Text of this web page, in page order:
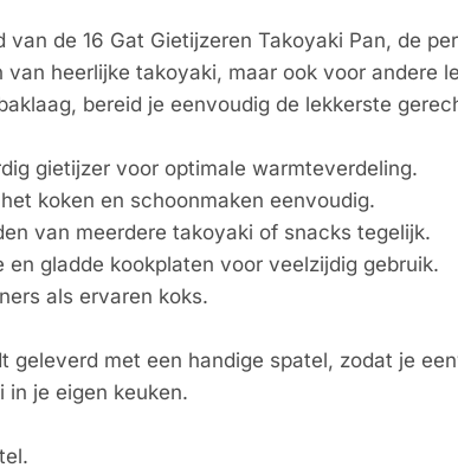
van de 16 Gat Gietijzeren Takoyaki Pan, de
van heerlijke takoyaki, maar ook voor andere
bereid je eenvoudig de lekkerste
gietijzer voor optimale warmteverdeling.
koken en schoonmaken eenvoudig.
van meerdere takoyaki of snacks tegelijk.
en gladde kookplaten voor veelzijdig gebruik.
als ervaren koks.
geleverd met een handige spatel, zodat je
in je eigen keuken.